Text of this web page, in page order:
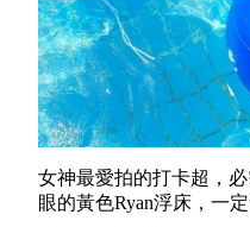
女神最愛拍的打卡超，
眼的黃色Ryan浮床，一